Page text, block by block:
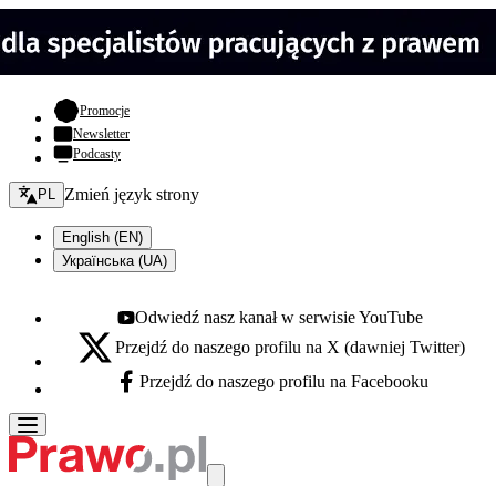
Promocje- otwiera się w nowej karcie
Newsletter
Podcasty
Zmień język - bieżący:
PL Zmień język strony
English (EN)
Українська (UA)
Youtube - otwiera się w nowej karcie
Odwiedź nasz kanał w serwisie YouTube
X - otwiera się w nowej karcie
Przejdź do naszego profilu na X (dawniej Twitter)
Facebook - otwiera się w nowej karcie
Przejdź do naszego profilu na Facebooku